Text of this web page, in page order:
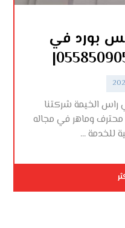
بورد في
الخيمة شركتنا
وماهر في مجاله
للخدمة ...